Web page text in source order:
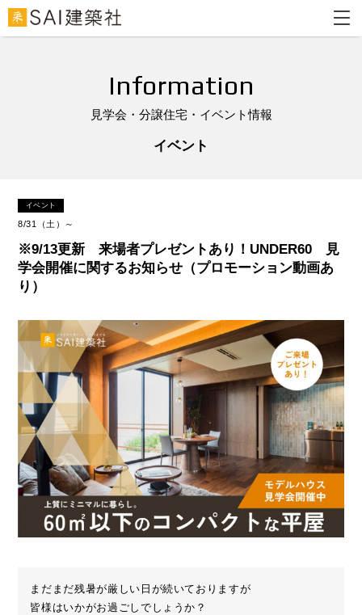
Information
見学会・分譲住宅・イベント情報
イベント
イベント
8/31（土）～
※9/13更新 来場者プレゼントあり！UNDER60 見
学会開催に関するお知らせ（プロモーション動画あ
り）
まだまだ残暑が厳しい日が続いておりますが
皆様はいかがお過ごしでしょうか？